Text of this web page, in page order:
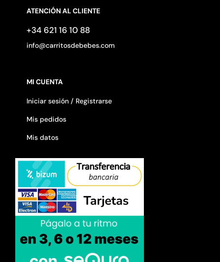
ATENCIÓN AL CLIENTE
+34 621 16 10 88
info@carritosdebebes.com
MI CUENTA
Iniciar sesión / Registrarse
Mis pedidos
Mis datos